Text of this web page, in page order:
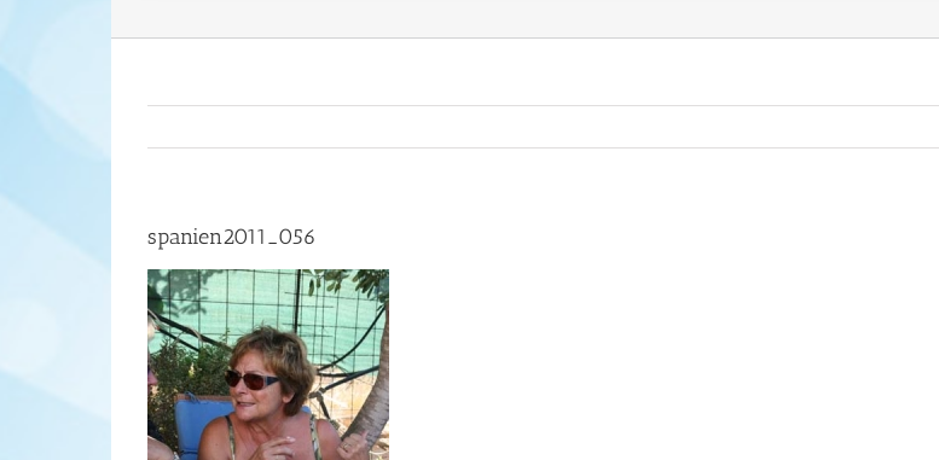
spanien2011_056